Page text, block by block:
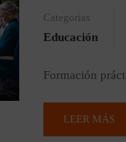
Categorías
Educación
Formación
LEER MÁS